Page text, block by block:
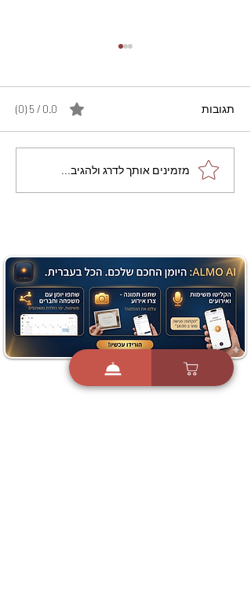
מתכון מנצח עוגת מייפל
שוקולד בחושה וקלה - זיוה
תגובות 0.0 / 5 ‏(0)
מזמינים אותך לדרג ולהגיב...